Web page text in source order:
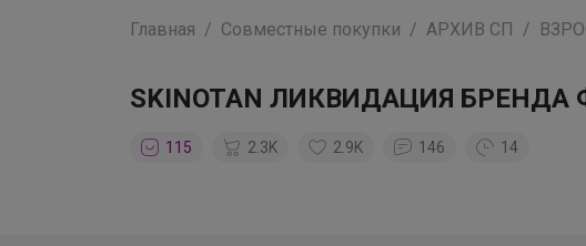
Главная Совместные покупки АРХИВ СП
SKINOTAN ЛИКВИДАЦИЯ БРЕНДА
115 2.3K 2.9K 146 14